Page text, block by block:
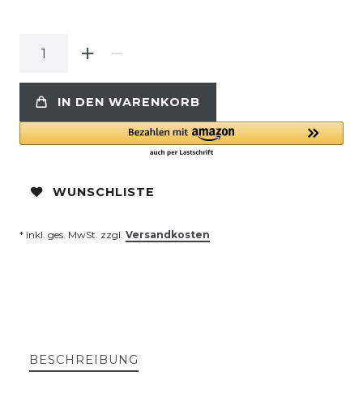
IN DEN WARENKORB
WUNSCHLISTE
* inkl. ges. MwSt. zzgl. Versandkosten
BESCHREIBUNG